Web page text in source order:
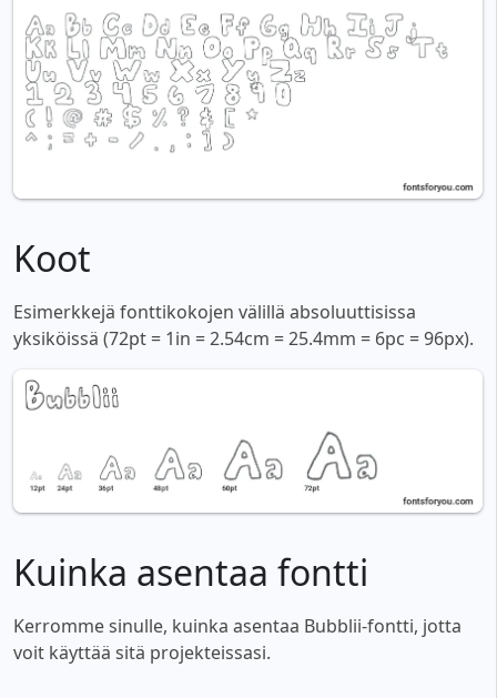
Koot
Esimerkkejä fonttikokojen välillä absoluuttisissa
yksiköissä (72pt = 1in = 2.54cm = 25.4mm = 6pc = 96px).
Kuinka asentaa fontti
Kerromme sinulle, kuinka asentaa Bubblii-fontti, jotta
voit käyttää sitä projekteissasi.